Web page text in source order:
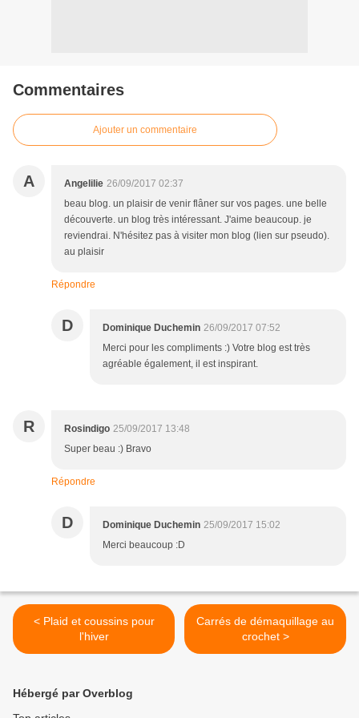
Commentaires
Ajouter un commentaire
A Angelilie 26/09/2017 02:37
beau blog. un plaisir de venir flâner sur vos pages. une belle
découverte. un blog très intéressant. J'aime beaucoup. je
reviendrai. N'hésitez pas à visiter mon blog (lien sur pseudo).
au plaisir
Répondre
D Dominique Duchemin 26/09/2017 07:52
Merci pour les compliments :) Votre blog est très
agréable également, il est inspirant.
R Rosindigo 25/09/2017 13:48
Super beau :) Bravo
Répondre
D Dominique Duchemin 25/09/2017 15:02
Merci beaucoup :D
< Plaid et coussins pour
l'hiver
Carrés de démaquillage au
crochet >
Hébergé par Overblog